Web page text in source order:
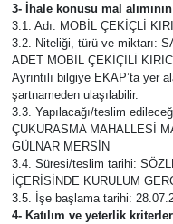
3- İhale konusu mal alımının
3.1. Adı: MOBİL ÇEKİÇLİ
3.2. Niteliği, türü ve miktarı:
ADET MOBİL ÇEKİÇİLİ KIRICI
Ayrıntılı bilgiye EKAP’ta yer
şartnameden ulaşılabilir.
3.3. Yapılacağı/teslim
ÇUKURASMA MAHALLESİ
GÜLNAR MERSİN
3.4. Süresi/teslim tarihi:
İÇERİSİNDE KURULUM
3.5. İşe başlama tarihi:
4- Katılım ve yeterlik
Özel Haber
Politika
Resmi İlan
Sağlık
Spor